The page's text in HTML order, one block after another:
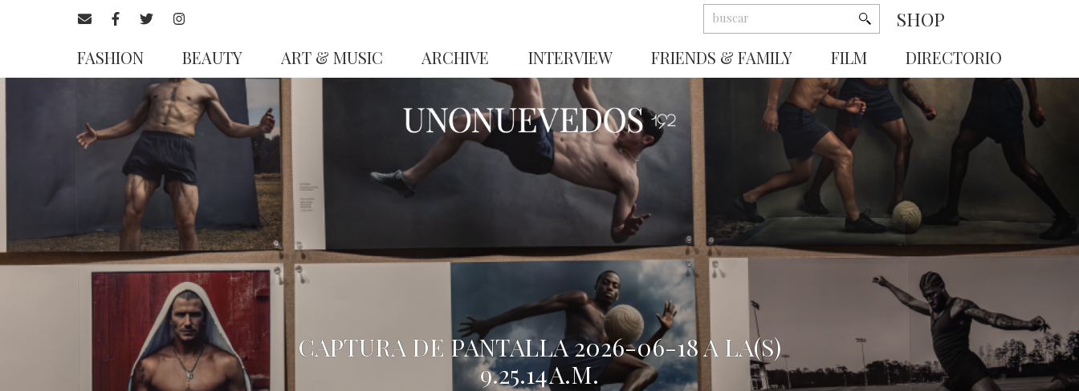
SHOP
FASHION BEAUTY ART & MUSIC ARCHIVE INTERVIEW FRIENDS & FAMILY FILM DIRECTORIO
CAPTURA DE PANTALLA 2026-06-18 A LA(S)
9.25.14 A.M.